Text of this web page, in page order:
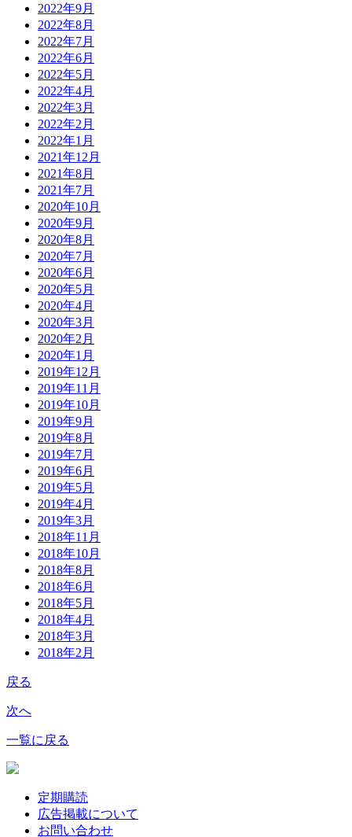
2022年9月
2022年8月
2022年7月
2022年6月
2022年5月
2022年4月
2022年3月
2022年2月
2022年1月
2021年12月
2021年8月
2021年7月
2020年10月
2020年9月
2020年8月
2020年7月
2020年6月
2020年5月
2020年4月
2020年3月
2020年2月
2020年1月
2019年12月
2019年11月
2019年10月
2019年9月
2019年8月
2019年7月
2019年6月
2019年5月
2019年4月
2019年3月
2018年11月
2018年10月
2018年8月
2018年6月
2018年5月
2018年4月
2018年3月
2018年2月
戻る
次へ
一覧に戻る
定期購読
広告掲載について
お問い合わせ